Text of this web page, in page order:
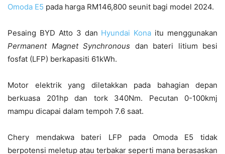
Omoda E5 pada harga RM146,800 seunit bagi model 2024.
Pesaing BYD Atto 3 dan Hyundai Kona itu menggunakan
Permanent Magnet Synchronous dan bateri litium besi
fosfat (LFP) berkapasiti 61kWh.
Motor elektrik yang diletakkan pada bahagian depan
berkuasa 201hp dan tork 340Nm. Pecutan 0-100kmj
mampu dicapai dalam tempoh 7.6 saat.
Chery mendakwa bateri LFP pada Omoda E5 tidak
berpotensi meletup atau terbakar seperti mana berasaskan